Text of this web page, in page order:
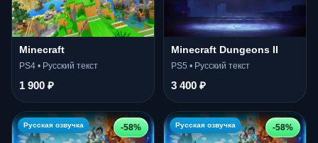
Minecraft
PS4 • Русский текст
1 900 ₽
Minecraft Dungeons II
PS5 • Русский текст
3 400 ₽
Русская озвучка -58% Русская озвучка -58%